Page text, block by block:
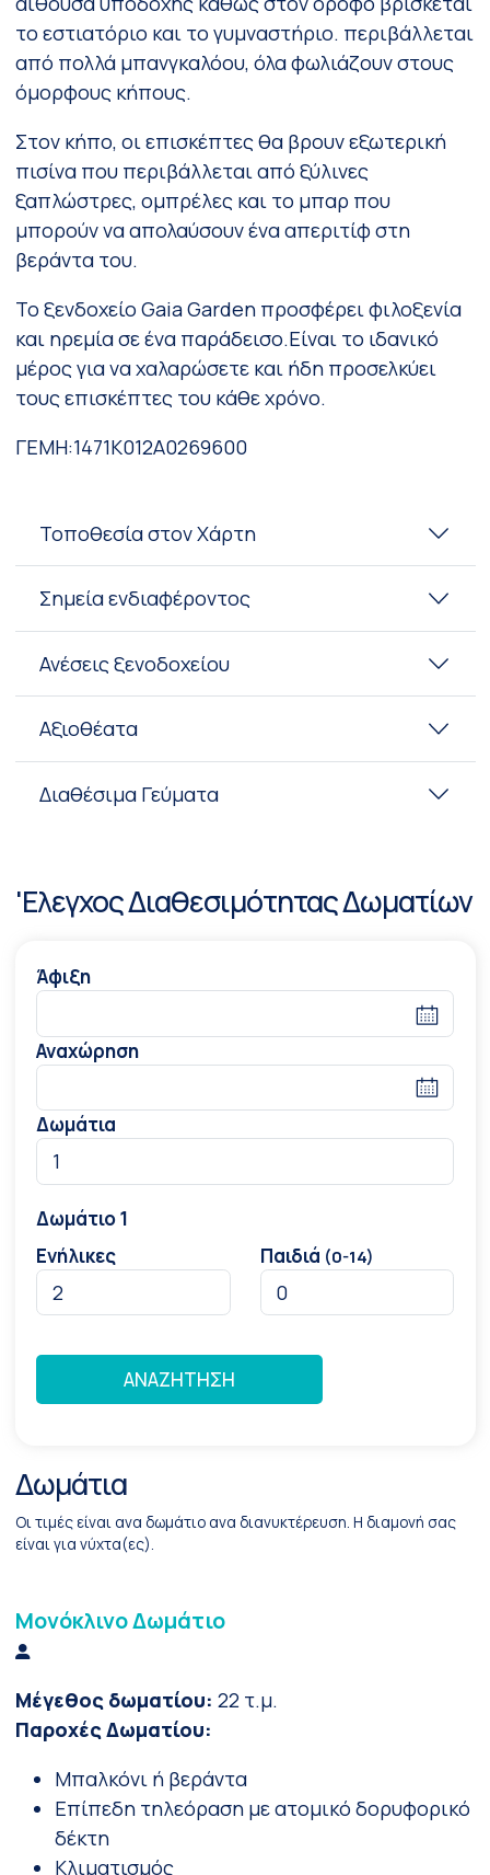
το εστιατόριο και το γυμναστήριο. περιβάλλεται
από πολλά μπανγκαλόου, όλα φωλιάζουν στους
όμορφους κήπους.
Στον κήπο, οι επισκέπτες θα βρουν εξωτερική
πισίνα που περιβάλλεται από ξύλινες
ξαπλώστρες, ομπρέλες και το μπαρ που
μπορούν να απολαύσουν ένα απεριτίφ στη
βεράντα του.
Το ξενδοχείο Gaia Garden προσφέρει φιλοξενία
και ηρεμία σε ένα παράδεισο.Είναι το ιδανικό
μέρος για να χαλαρώσετε και ήδη προσελκύει
τους επισκέπτες του κάθε χρόνο.
ΓΕΜΗ:1471Κ012Α0269600
Τοποθεσία στον Χάρτη
Σημεία ενδιαφέροντος
Ανέσεις ξενοδοχείου
Αξιοθέατα
Διαθέσιμα Γεύματα
'Ελεγχος Διαθεσιμότητας Δωματίων
Άφιξη
Αναχώρηση
Δωμάτια
Δωμάτιο 1
Ενήλικες
Παιδιά (0-14)
ΑΝΑΖΉΤΗΣΗ
Δωμάτια
Οι τιμές είναι ανα δωμάτιο ανα διανυκτέρευση. Η διαμονή σας
είναι για νύχτα(ες).
Μονόκλινο Δωμάτιο
Μέγεθος δωματίου: 22 τ.μ.
Παροχές Δωματίου:
Μπαλκόνι ή βεράντα
Επίπεδη τηλεόραση με ατομικό δορυφορικό
δέκτη
Κλιματισμός